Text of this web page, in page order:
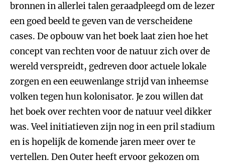
bronnen in allerlei talen geraadpleegd om de lezer
een goed beeld te geven van de verscheidene
cases. De opbouw van het boek laat zien hoe het
concept van rechten voor de natuur zich over de
wereld verspreidt, gedreven door actuele lokale
zorgen en een eeuwenlange strijd van inheemse
volken tegen hun kolonisator. Je zou willen dat
het boek over rechten voor de natuur veel dikker
was. Veel initiatieven zijn nog in een pril stadium
en is hopelijk de komende jaren meer over te
vertellen. Den Outer heeft ervoor gekozen om